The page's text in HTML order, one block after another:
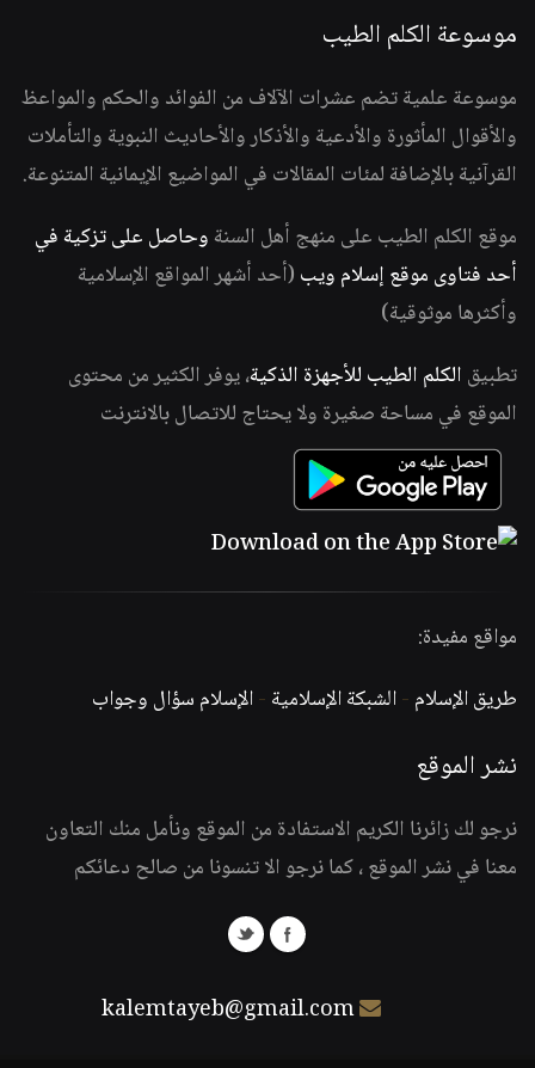
موسوعة الكلم الطيب
موسوعة علمية تضم عشرات الآلاف من الفوائد والحكم والمواعظ
والأقوال المأثورة والأدعية والأذكار والأحاديث النبوية والتأملات
القرآنية بالإضافة لمئات المقالات في المواضيع الإيمانية المتنوعة.
موقع الكلم الطيب على منهج أهل السنة وحاصل على تزكية في
أحد فتاوى موقع إسلام ويب (أحد أشهر المواقع الإسلامية
وأكثرها موثوقية)
تطبيق الكلم الطيب للأجهزة الذكية، يوفر الكثير من محتوى
الموقع في مساحة صغيرة ولا يحتاج للاتصال بالانترنت
مواقع مفيدة:
طريق الإسلام -الشبكة الإسلامية -الإسلام سؤال وجواب
نشر الموقع
نرجو لك زائرنا الكريم الاستفادة من الموقع ونأمل منك التعاون
معنا في نشر الموقع ، كما نرجو الا تنسونا من صالح دعائكم
kalemtayeb@gmail.com